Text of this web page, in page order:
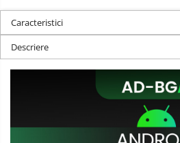
Caracteristici
Descriere